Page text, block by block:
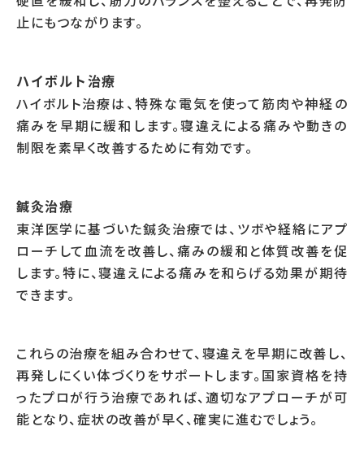
止にもつながります。
ハイボルト治療
ハイボルト治療は、特殊な電気を使って筋肉や神経の
痛みを早期に緩和します。寝違えによる痛みや動きの
制限を素早く改善するために有効です。
鍼灸治療
東洋医学に基づいた鍼灸治療では、ツボや経絡にアプ
ローチして血流を改善し、痛みの緩和と体質改善を促
します。特に、寝違えによる痛みを和らげる効果が期待
できます。
これらの治療を組み合わせて、寝違えを早期に改善し、
再発しにくい体づくりをサポートします。国家資格を持
ったプロが行う治療であれば、適切なアプローチが可
能となり、症状の改善が早く、確実に進むでしょう。